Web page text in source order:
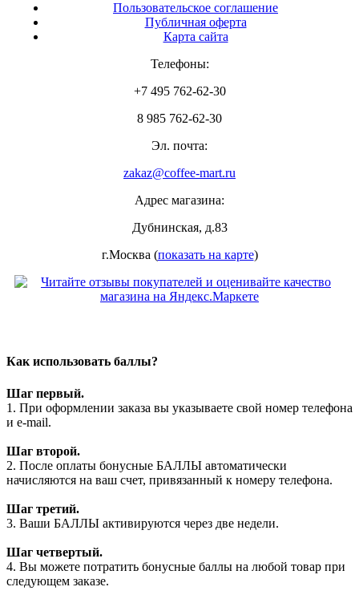
Пользовательское соглашение
Публичная оферта
Карта сайта
Телефоны:
+7 495 762-62-30
8 985 762-62-30
Эл. почта:
zakaz@coffee-mart.ru
Адрес магазина:
Дубнинская, д.83
г.Москва (показать на карте)
Как использовать баллы?
Шаг первый.
1. При оформлении заказа вы указываете свой номер телефона
и e-mail.
Шаг второй.
2. После оплаты бонусные БАЛЛЫ автоматически
начисляются на ваш счет, привязанный к номеру телефона.
Шаг третий.
3. Ваши БАЛЛЫ активируются через две недели.
Шаг четвертый.
4. Вы можете потратить бонусные баллы на любой товар при
следующем заказе.